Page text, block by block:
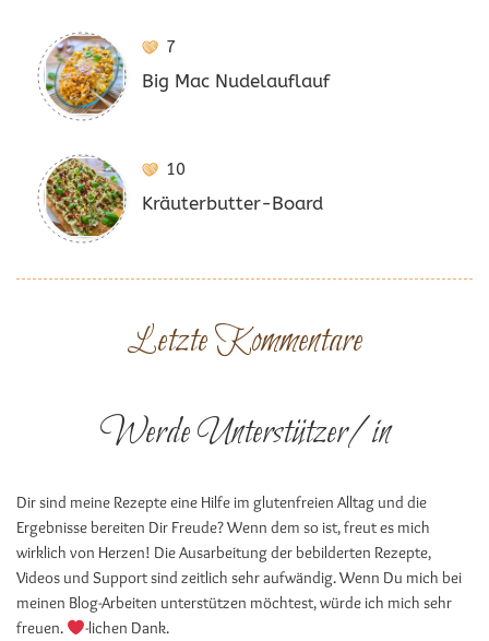
7
Big Mac Nudelauflauf
10
Kräuterbutter-Board
Letzte Kommentare
Werde Unterstützer/in
Dir sind meine Rezepte eine Hilfe im glutenfreien Alltag und die
Ergebnisse bereiten Dir Freude? Wenn dem so ist, freut es mich
wirklich von Herzen! Die Ausarbeitung der bebilderten Rezepte,
Videos und Support sind zeitlich sehr aufwändig. Wenn Du mich bei
meinen Blog-Arbeiten unterstützen möchtest, würde ich mich sehr
freuen.
-lichen Dank.